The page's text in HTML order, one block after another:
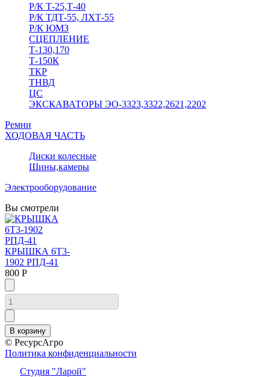
Р/К Т-25,Т-40
Р/К ТДТ-55, ЛХТ-55
Р/К ЮМЗ
СЦЕПЛЕНИЕ
Т-130,170
Т-150К
ТКР
ТНВД
ЦС
ЭКСКАВАТОРЫ ЭО-3323,3322,2621,2202
Ремни
ХОДОВАЯ ЧАСТЬ
Диски колесные
Шины,камеры
Электрооборудование
Вы смотрели
КРЫШКА 6Т3-
1902 РПД-41
800 Р
© РесурсАгро
Политика конфиденциальности
Студия "Ларой"